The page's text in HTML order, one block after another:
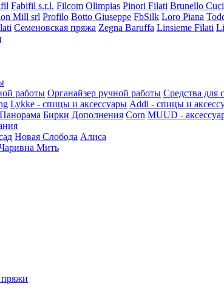
Fabifil s.r.l. Filcom Olimpias Pinori Filati Brunello
Mill srl Profilo Botto Giuseppe FbSilk Loro Piana
Семеновская пряжа Zegna Baruffa Linsieme Filati
работы Органайзер ручной работы Средства для
Lykke - спицы и аксессуары Addi - спицы и
Панорама Бирки Дополнения Corn MUUD -
Новая Слобода Алиса
Мить
пряжи